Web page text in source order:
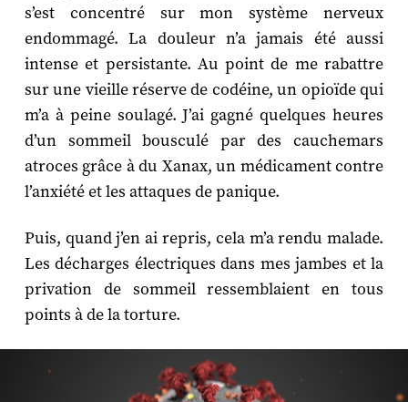
s’est concentré sur mon système nerveux
endommagé. La douleur n’a jamais été aussi
intense et persistante. Au point de me rabattre
sur une vieille réserve de codéine, un opioïde qui
m’a à peine soulagé. J’ai gagné quelques heures
d’un sommeil bousculé par des cauchemars
atroces grâce à du Xanax, un médicament contre
l’anxiété et les attaques de panique.
Puis, quand j’en ai repris, cela m’a rendu malade.
Les décharges électriques dans mes jambes et la
privation de sommeil ressemblaient en tous
points à de la torture.